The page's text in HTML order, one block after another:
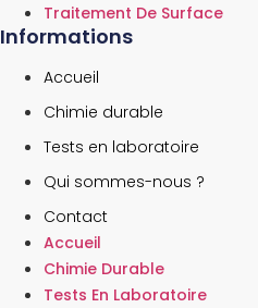
Traitement De Surface
Informations
Accueil
Chimie durable
Tests en laboratoire
Qui sommes-nous ?
Contact
Accueil
Chimie Durable
Tests En Laboratoire